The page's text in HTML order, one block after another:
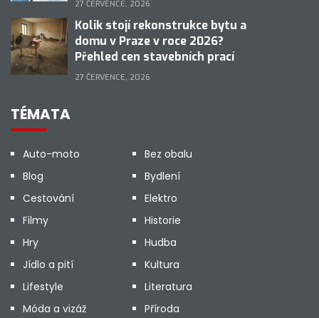
27 ČERVENCE, 2026
Kolik stojí rekonstrukce bytu a
domu v Praze v roce 2026?
Přehled cen stavebních prací
27 ČERVENCE, 2026
TÉMATA
Auto-moto
Bez obalu
Blog
Bydlení
Cestování
Elektro
Filmy
Historie
Hry
Hudba
Jídlo a pití
Kultura
Lifestyle
Literatura
Móda a vizáž
Příroda